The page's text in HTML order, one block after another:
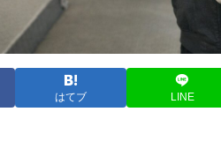
はてブ LINE